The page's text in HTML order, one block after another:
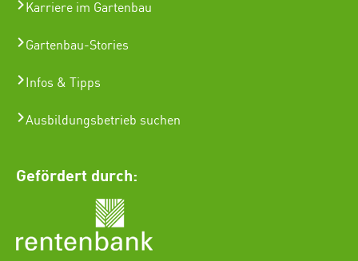
Karriere im Gartenbau
Gartenbau-Stories
Infos & Tipps
Ausbildungsbetrieb suchen
Gefördert durch: